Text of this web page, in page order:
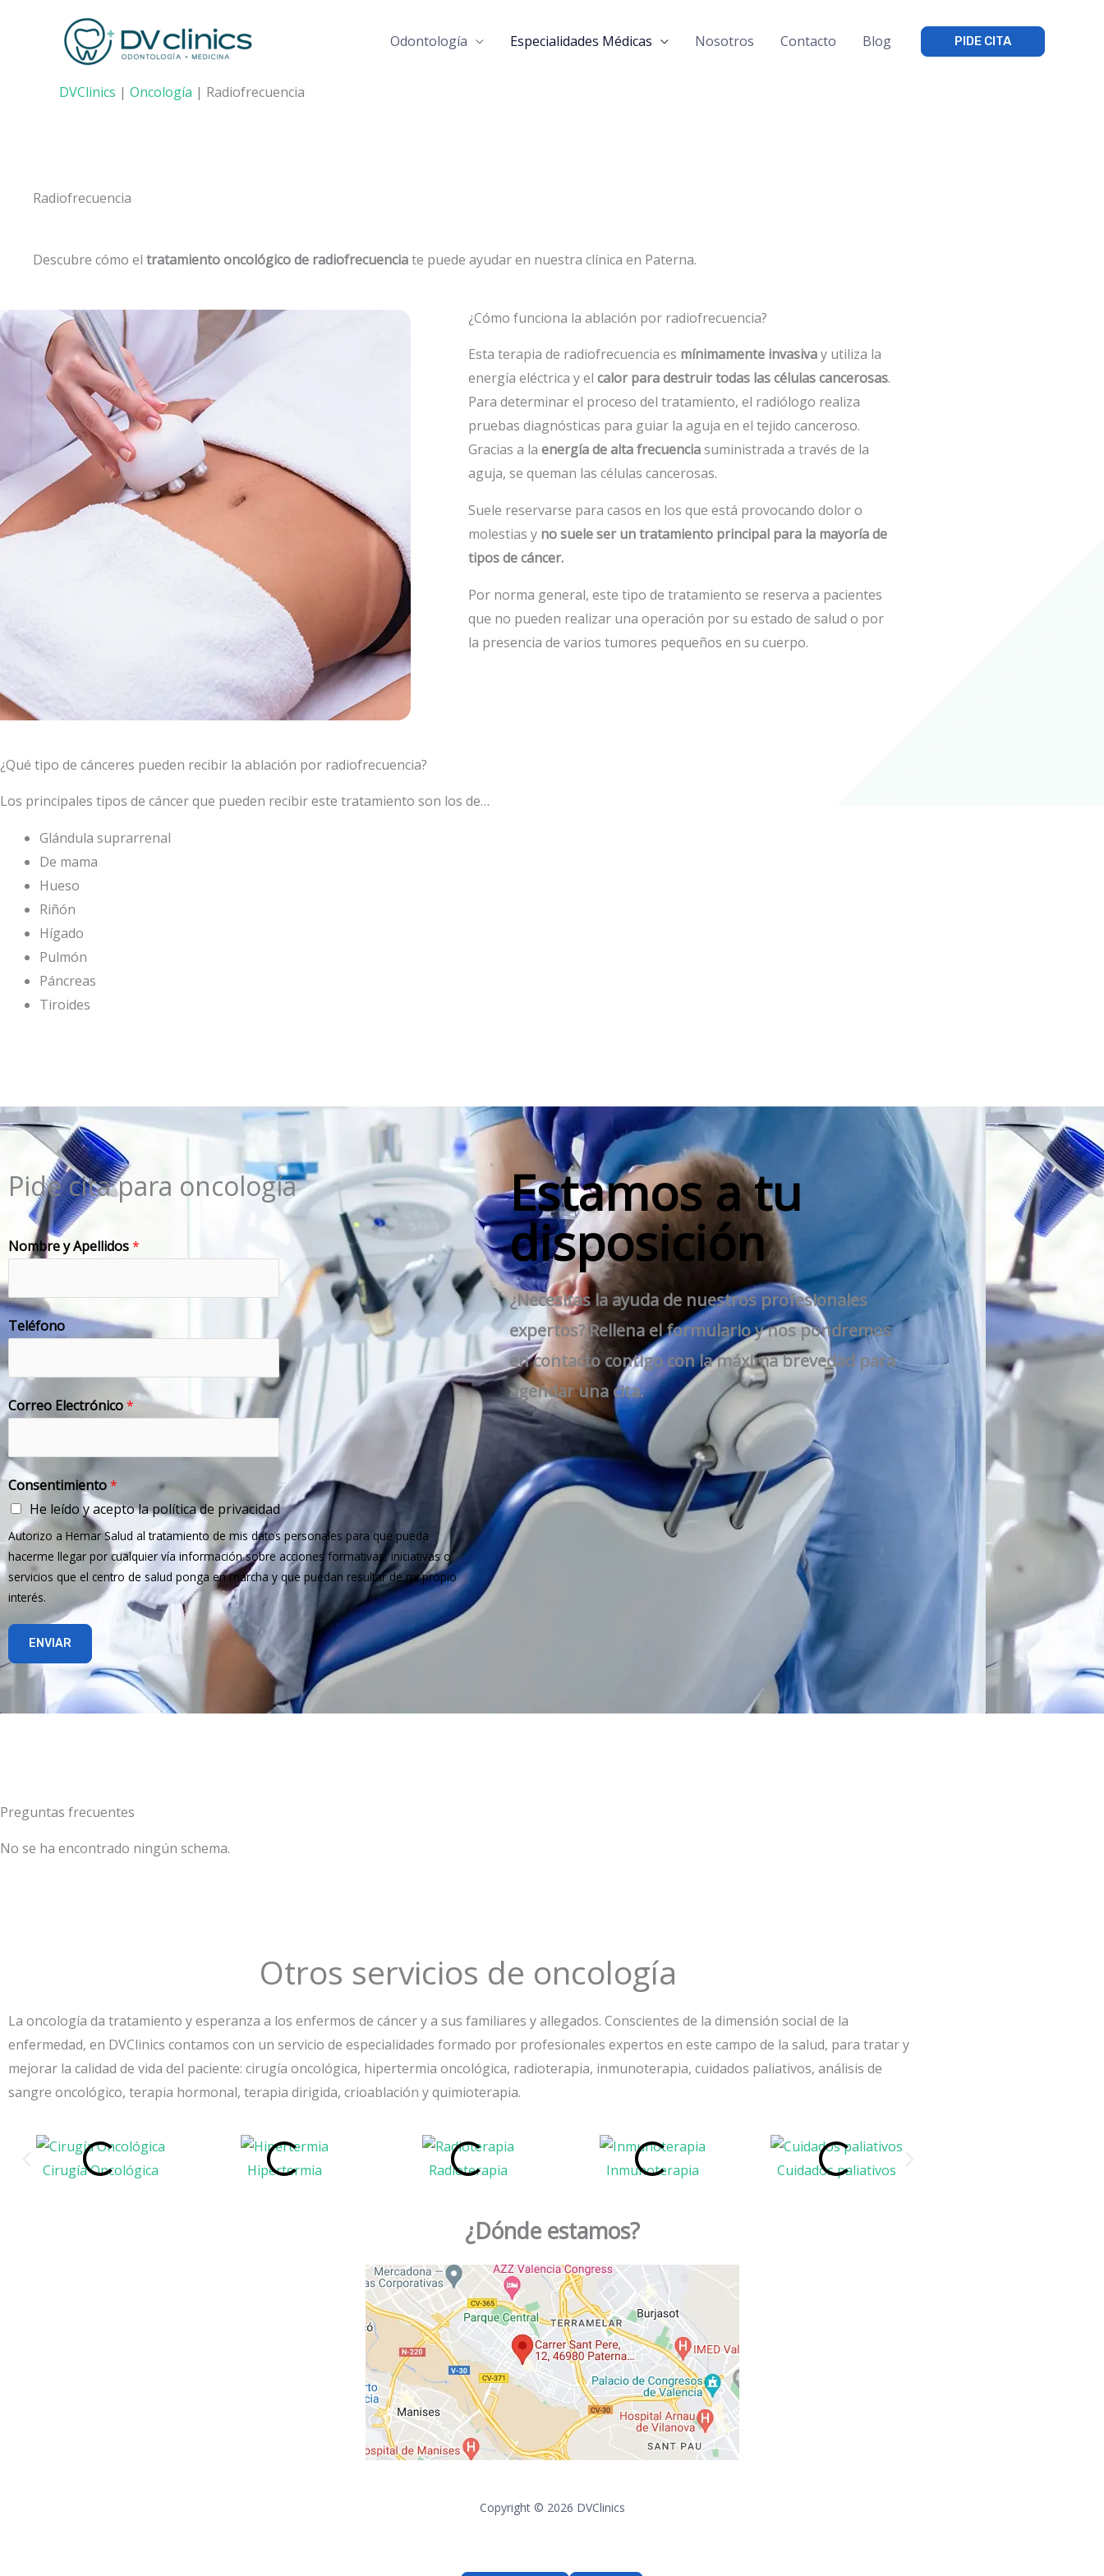
Odontología Especialidades Médicas Nosotros Contacto Blog PIDE CITA
DVClinics | Oncología | Radiofrecuencia
Radiofrecuencia
Descubre cómo el tratamiento oncológico de radiofrecuenciate puede ayudar en nuestra clínica en Paterna.
¿Cómo funciona la ablación por radiofrecuencia?
Esta terapia de radiofrecuencia es mínimamente invasivay utiliza la
energía eléctrica y el calor para destruir todas las células cancerosas.
Para determinar el proceso del tratamiento, el radiólogo realiza
pruebas diagnósticas para guiar la aguja en el tejido canceroso.
Gracias a la energía de alta frecuenciasuministrada a través de la
aguja, se queman las células cancerosas.
Suele reservarse para casos en los que está provocando dolor o
molestias y no suele ser un tratamiento principal para la mayoría de
tipos de cáncer.
Por norma general, este tipo de tratamiento se reserva a pacientes
que no pueden realizar una operación por su estado de salud o por
la presencia de varios tumores pequeños en su cuerpo.
¿Qué tipo de cánceres pueden recibir la ablación por radiofrecuencia?
Los principales tipos de cáncer que pueden recibir este tratamiento son los de…
Glándula suprarrenal
De mama
Hueso
Riñón
Hígado
Pulmón
Páncreas
Tiroides
Pide cita para oncología
Nombre y Apellidos*
Teléfono
Correo Electrónico*
Consentimiento*
He leído y acepto la política de privacidad
Autorizo a Hemar Salud al tratamiento de mis datos personales para que pueda
hacerme llegar por cualquier vía información sobre acciones formativas, iniciativas o
servicios que el centro de salud ponga en marcha y que puedan resultar de mi propio
interés.
ENVIAR
Estamos a tu
disposición
¿Necesitas la ayuda de nuestros profesionales
expertos? Rellena el formulario y nos pondremos
en contacto contigo con la máxima brevedad para
agendar una cita.
Preguntas frecuentes
No se ha encontrado ningún schema.
Otros servicios de oncología
La oncología da tratamiento y esperanza a los enfermos de cáncer y a sus familiares y allegados. Conscientes de la dimensión social de la
enfermedad, en DVClinics contamos con un servicio de especialidades formado por profesionales expertos en este campo de la salud, para tratar y
mejorar la calidad de vida del paciente: cirugía oncológica, hipertermia oncológica, radioterapia, inmunoterapia, cuidados paliativos, análisis de
sangre oncológico, terapia hormonal, terapia dirigida, crioablación y quimioterapia.
Cirugía Oncológica Hipertermia Radioterapia Inmunoterapia Cuidados paliativos
¿Dónde estamos?
Copyright © 2026 DVClinics